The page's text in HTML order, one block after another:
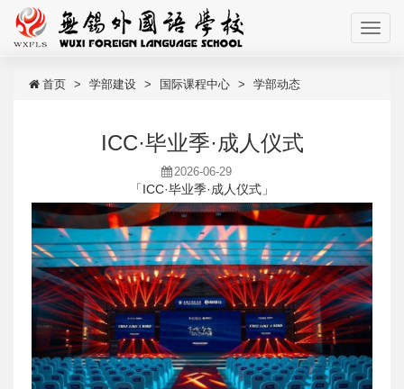
首页 学部建设 国际课程中心 学部动态
ICC·毕业季·成人仪式
2026-06-29
「ICC·毕业季·成人仪式」